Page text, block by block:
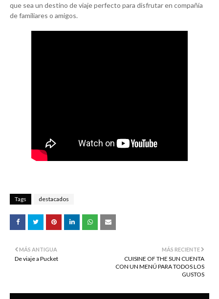
que sea un destino de viaje perfecto para disfrutar en compañía
de familiares o amigos.
Tags destacados
MÁS RECIENTE
CUISINE OF THE SUN CUENTA
CON UN MENÚ PARA TODOS LOS
GUSTOS
MÁS ANTIGUA
De viaje a Pucket